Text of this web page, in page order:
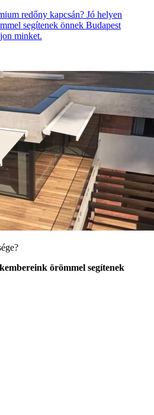
redőny kapcsán? Jó helyen
segítenek önnek Budapest
minket.
örömmel segítenek